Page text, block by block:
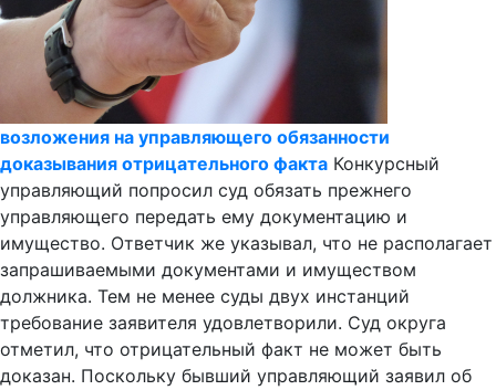
возложения на управляющего обязанности
доказывания отрицательного факта Конкурсный
управляющий попросил суд обязать прежнего
управляющего передать ему документацию и
имущество. Ответчик же указывал, что не располагает
запрашиваемыми документами и имуществом
должника. Тем не менее суды двух инстанций
требование заявителя удовлетворили. Суд округа
отметил, что отрицательный факт не может быть
доказан. Поскольку бывший управляющий заявил об